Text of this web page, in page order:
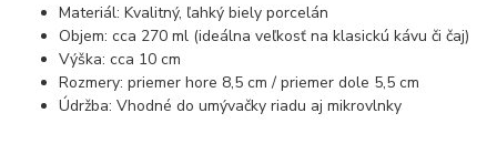
Materiál: Kvalitný, ľahký biely porcelán
Objem: cca 270 ml (ideálna veľkosť na klasickú kávu či čaj)
Výška: cca 10 cm
Rozmery: priemer hore 8,5 cm / priemer dole 5,5 cm
Údržba: Vhodné do umývačky riadu aj mikrovlnky